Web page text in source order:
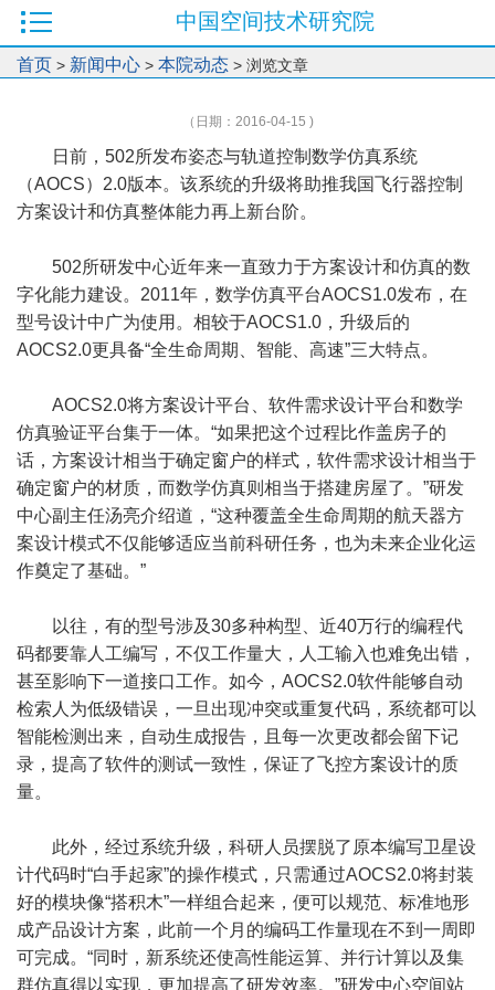
中国空间技术研究院
首页 > 新闻中心 > 本院动态 > 浏览文章
（日期：2016-04-15 )
日前，502所发布姿态与轨道控制数学仿真系统
（AOCS）2.0版本。该系统的升级将助推我国飞行器控制
方案设计和仿真整体能力再上新台阶。
502所研发中心近年来一直致力于方案设计和仿真的数
字化能力建设。2011年，数学仿真平台AOCS1.0发布，在
型号设计中广为使用。相较于AOCS1.0，升级后的
AOCS2.0更具备“全生命周期、智能、高速”三大特点。
AOCS2.0将方案设计平台、软件需求设计平台和数学
仿真验证平台集于一体。“如果把这个过程比作盖房子的
话，方案设计相当于确定窗户的样式，软件需求设计相当于
确定窗户的材质，而数学仿真则相当于搭建房屋了。”研发
中心副主任汤亮介绍道，“这种覆盖全生命周期的航天器方
案设计模式不仅能够适应当前科研任务，也为未来企业化运
作奠定了基础。”
以往，有的型号涉及30多种构型、近40万行的编程代
码都要靠人工编写，不仅工作量大，人工输入也难免出错，
甚至影响下一道接口工作。如今，AOCS2.0软件能够自动
检索人为低级错误，一旦出现冲突或重复代码，系统都可以
智能检测出来，自动生成报告，且每一次更改都会留下记
录，提高了软件的测试一致性，保证了飞控方案设计的质
量。
此外，经过系统升级，科研人员摆脱了原本编写卫星设
计代码时“白手起家”的操作模式，只需通过AOCS2.0将封装
好的模块像“搭积木”一样组合起来，便可以规范、标准地形
成产品设计方案，此前一个月的编码工作量现在不到一周即
可完成。“同时，新系统还使高性能运算、并行计算以及集
群仿真得以实现，更加提高了研发效率。”研发中心空间站